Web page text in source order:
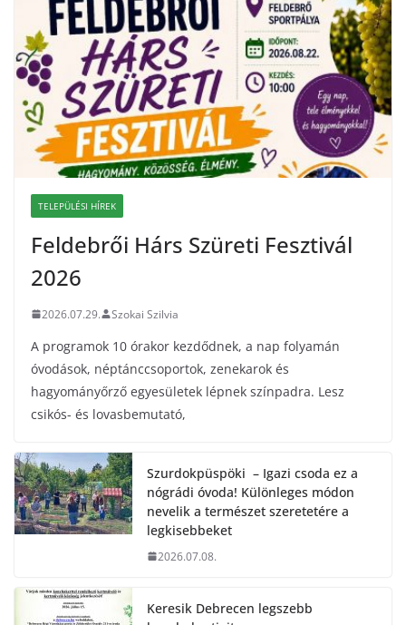
TELEPÜLÉSI HÍREK
Feldebrői Hárs Szüreti Fesztivál
2026
2026.07.29. Szokai Szilvia
A programok 10 órakor kezdődnek, a nap folyamán
óvodások, néptánccsoportok, zenekarok és
hagyományőrző egyesületek lépnek színpadra. Lesz
csikós- és lovasbemutató,
Szurdokpüspöki – Igazi csoda ez a
nógrádi óvoda! Különleges módon
nevelik a természet szeretetére a
legkisebbeket
2026.07.08.
Keresik Debrecen legszebb